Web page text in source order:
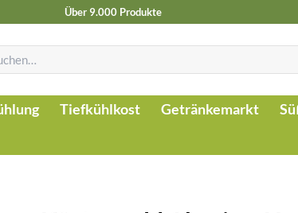
Über 9.000 Produkte
Tiefkühlkost Getränkemarkt